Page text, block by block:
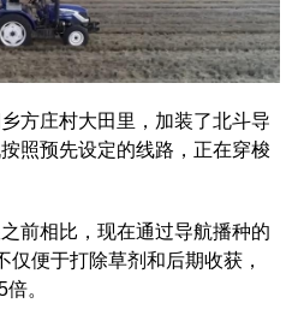
庄村大田里，加装了北斗导
照预先设定的线路，正在穿梭
相比，现在通过导航播种的
便于打除草剂和后期收获，
。